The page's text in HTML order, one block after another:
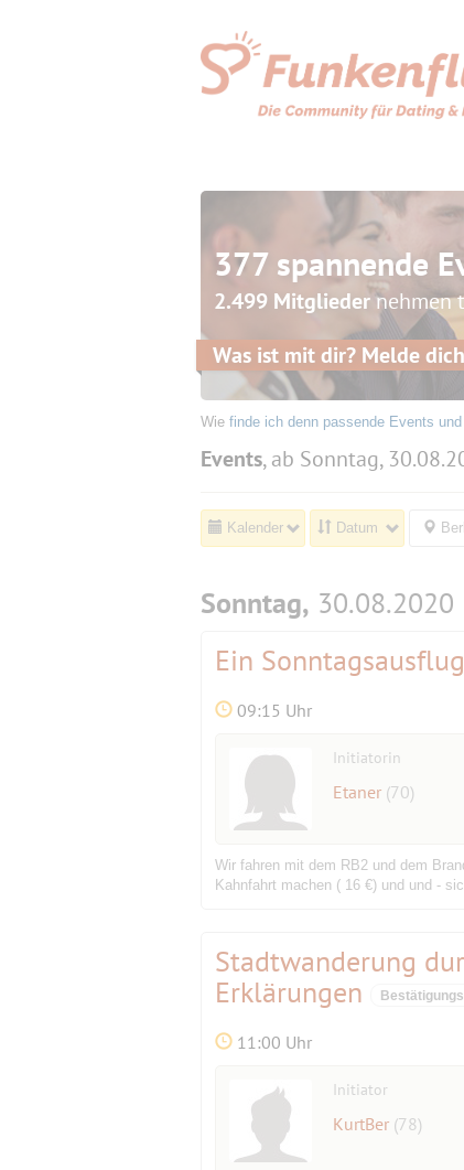
377 spannende
2.499 Mitgliedernehmen
Was ist mit dir? Melde
Wie finde ich denn passende Events
Events, ab Sonntag,
Kalender Datum
Sonntag, 30.08.2020
Ein
09:15 Uhr
Initiatorin
Etaner (70)
Wir fahren mit dem RB2 und dem
Kahnfahrt machen ( 16 €) und und -
Stadtwanderung
Erklärungen
11:00 Uhr
Initiator
KurtBer (78)